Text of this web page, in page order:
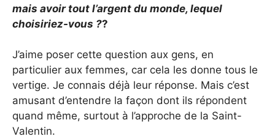
mais avoir tout l’argent du monde, lequel
choisiriez-vous ??
J’aime poser cette question aux gens, en
particulier aux femmes, car cela les donne tous le
vertige. Je connais déjà leur réponse. Mais c’est
amusant d’entendre la façon dont ils répondent
quand même, surtout à l’approche de la Saint-
Valentin.